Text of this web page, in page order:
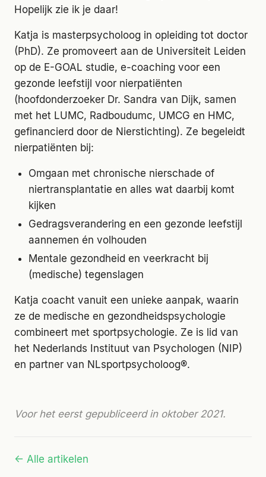
Hopelijk zie ik je daar!
Katja is masterpsycholoog in opleiding tot doctor
(PhD). Ze promoveert aan de Universiteit Leiden
op de E-GOAL studie, e-coaching voor een
gezonde leefstijl voor nierpatiënten
(hoofdonderzoeker Dr. Sandra van Dijk, samen
met het LUMC, Radboudumc, UMCG en HMC,
gefinancierd door de Nierstichting). Ze begeleidt
nierpatiënten bij:
Omgaan met chronische nierschade of
niertransplantatie en alles wat daarbij komt
kijken
Gedragsverandering en een gezonde leefstijl
aannemen én volhouden
Mentale gezondheid en veerkracht bij
(medische) tegenslagen
Katja coacht vanuit een unieke aanpak, waarin
ze de medische en gezondheidspsychologie
combineert met sportpsychologie. Ze is lid van
het Nederlands Instituut van Psychologen (NIP)
en partner van NLsportpsycholoog®.
Voor het eerst gepubliceerd in oktober 2021.
← Alle artikelen